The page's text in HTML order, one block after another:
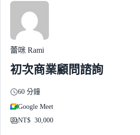
蕾咪 Rami
初次商業顧問諮詢
60 分鐘
Google Meet
NT$ 30,000